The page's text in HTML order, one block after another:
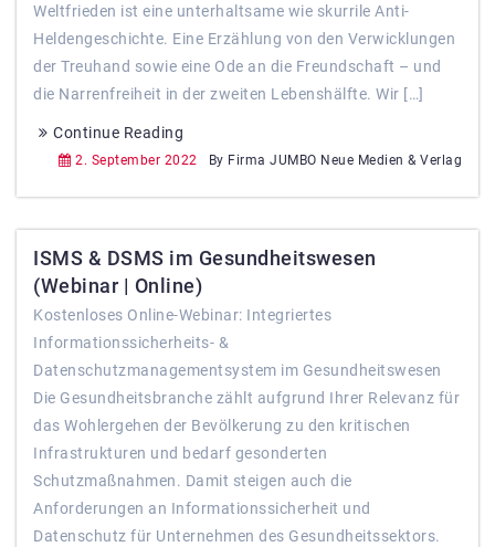
Weltfrieden ist eine unterhaltsame wie skurrile Anti-
Heldengeschichte. Eine Erzählung von den Verwicklungen
der Treuhand sowie eine Ode an die Freundschaft – und
die Narrenfreiheit in der zweiten Lebenshälfte. Wir […]
Continue Reading
2. September 2022 By Firma JUMBO Neue Medien & Verlag
ISMS & DSMS im Gesundheitswesen
(Webinar | Online)
Kostenloses Online-Webinar: Integriertes
Informationssicherheits- &
Datenschutzmanagementsystem im Gesundheitswesen
Die Gesundheitsbranche zählt aufgrund Ihrer Relevanz für
das Wohlergehen der Bevölkerung zu den kritischen
Infrastrukturen und bedarf gesonderten
Schutzmaßnahmen. Damit steigen auch die
Anforderungen an Informationssicherheit und
Datenschutz für Unternehmen des Gesundheitssektors.